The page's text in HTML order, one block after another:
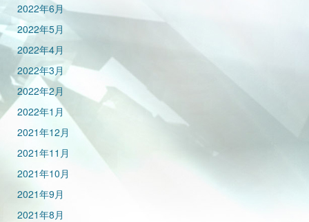
2022年6月
2022年5月
2022年4月
2022年3月
2022年2月
2022年1月
2021年12月
2021年11月
2021年10月
2021年9月
2021年8月